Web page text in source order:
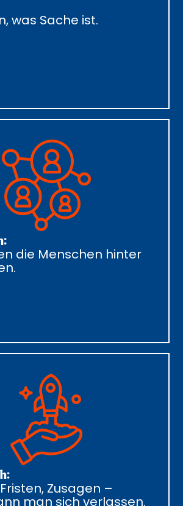
was Sache ist.
die Menschen hinter
Zusagen –
man sich verlassen.